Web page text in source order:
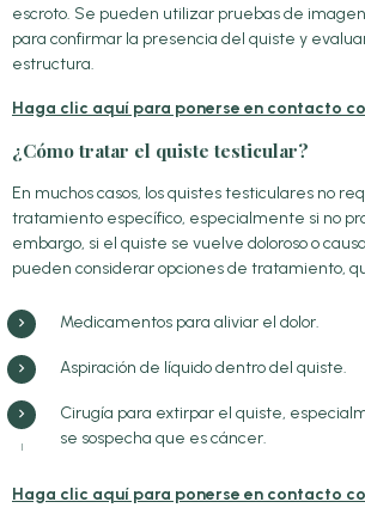
escroto. Se pueden utilizar pruebas de
para confirmar la presencia del quiste y
estructura.
Haga clic aquí para ponerse en contacto
¿Cómo tratar el quiste testicular?
En muchos casos, los quistes testiculares no
tratamiento específico, especialmente si no
embargo, si el quiste se vuelve doloroso o
pueden considerar opciones de tratamiento,
Medicamentos para aliviar el dolor.
Aspiración de líquido dentro del quiste.
Cirugía para extirpar el quiste,
se sospecha que es cáncer.
Haga clic aquí para ponerse en contacto